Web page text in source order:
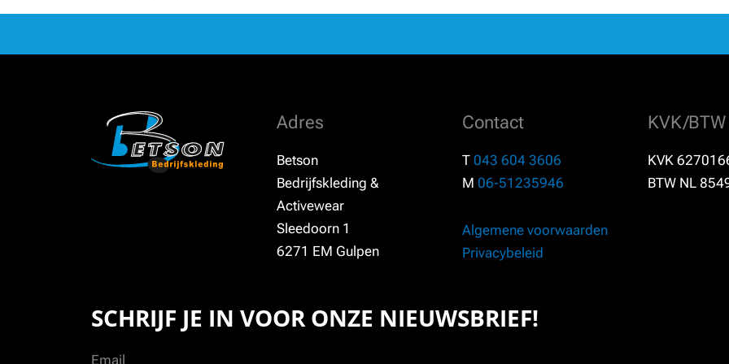
Adres
Betson
Bedrijfskleding &
Activewear
Sleedoorn 1
6271 EM Gulpen
Contact
T 043 604 3606
M 06-51235946
Algemene voorwaarden
Privacybeleid
KVK/BTW
KVK
BTW NL
SCHRIJF JE IN VOOR ONZE NIEUWSBRIEF!
Email